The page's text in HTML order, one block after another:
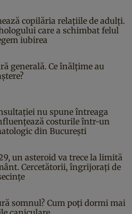
copilăria relațiile de adulți.
care a schimbat felul
iubirea
generală. Ce înălțime au
nu spune întreaga
costurile într-un
din București
un asteroid va trece la limită
Cercetătorii, îngrijorați de
somnul? Cum poți dormi mai